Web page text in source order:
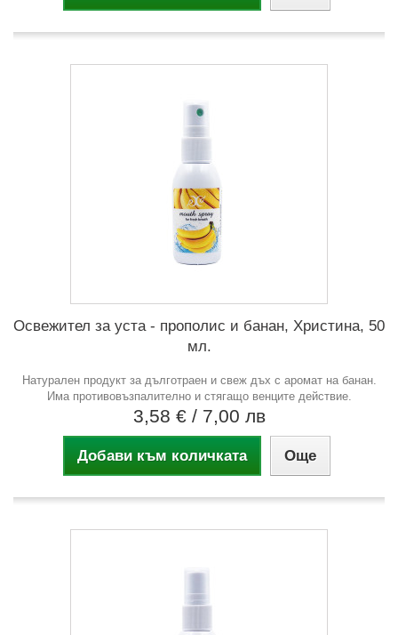
Освежител за уста - прополис и банан, Христина, 50
мл.
Натурален продукт за дълготраен и свеж дъх с аромат на банан.
Има противовъзпалително и стягащо венците действие.
3,58 € / 7,00 лв
Добави към количката Още